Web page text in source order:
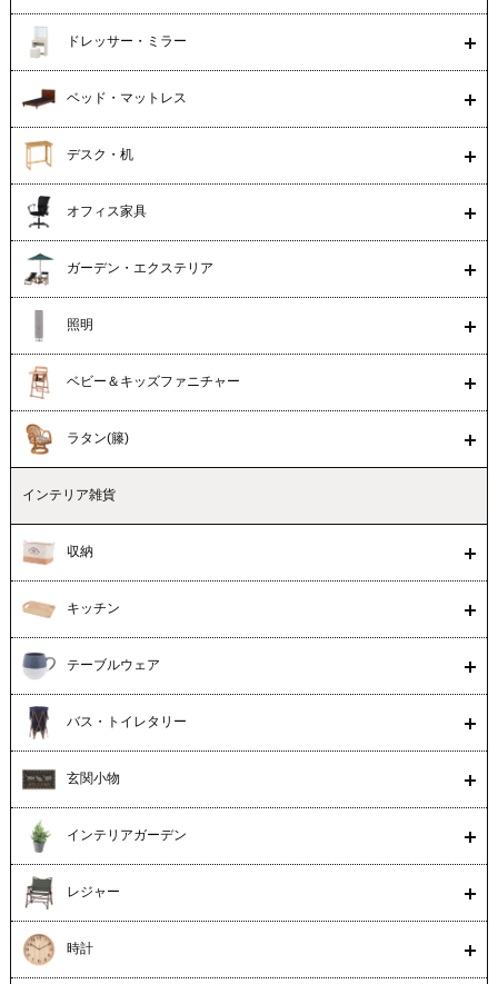
ドレッサー・ミラー
ベッド・マットレス
デスク・机
オフィス家具
ガーデン・エクステリア
照明
ベビー＆キッズファニチャー
ラタン(籐)
インテリア雑貨
収納
キッチン
テーブルウェア
バス・トイレタリー
玄関小物
インテリアガーデン
レジャー
時計